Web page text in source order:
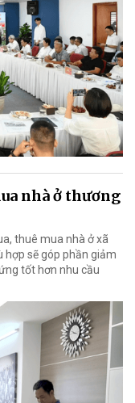
nhà ở thương
thuê mua nhà ở xã
hợp sẽ góp phần giảm
tốt hơn nhu cầu